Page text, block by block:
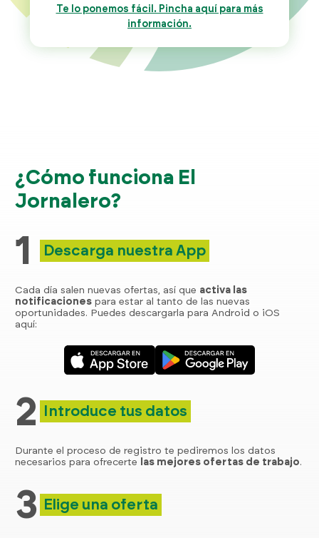
Te lo ponemos fácil. Pincha aquí para más
información.
¿Cómo funciona El
Jornalero?
1 Descarga nuestra App
Cada día salen nuevas ofertas, así que activa las
notificaciones para estar al tanto de las nuevas
oportunidades. Puedes descargarla para Android o iOS
aquí:
2 Introduce tus datos
Durante el proceso de registro te pediremos los datos
necesarios para ofrecerte
las mejores ofertas de trabajo.
3 Elige una oferta